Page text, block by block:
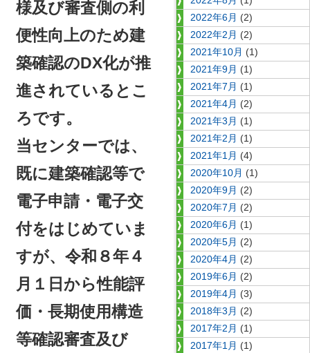
様及び審査側の利
便性向上のため建
築確認のDX化が推
進されているとこ
ろです。
当センターでは、
既に建築確認等で
電子申請・電子交
付をはじめていま
すが、 令和８年４
月１日から性能評
価・長期使用構造
等確認審査及び
2022年6月 (2)
2022年2月 (2)
2021年10月 (1)
2021年9月 (1)
2021年7月 (1)
2021年4月 (2)
2021年3月 (1)
2021年2月 (1)
2021年1月 (4)
2020年10月 (1)
2020年9月 (2)
2020年7月 (2)
2020年6月 (1)
2020年5月 (2)
2020年4月 (2)
2019年6月 (2)
2019年4月 (3)
2018年3月 (2)
2017年2月 (1)
2017年1月 (1)